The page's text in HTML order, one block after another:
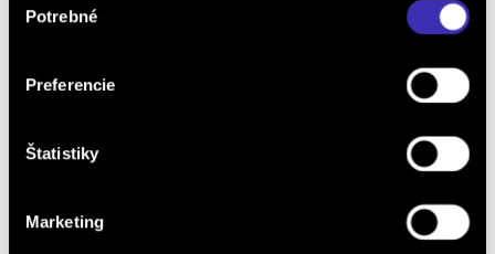
súhlasu
Potrebné
Preferencie
Štatistiky
Marketing